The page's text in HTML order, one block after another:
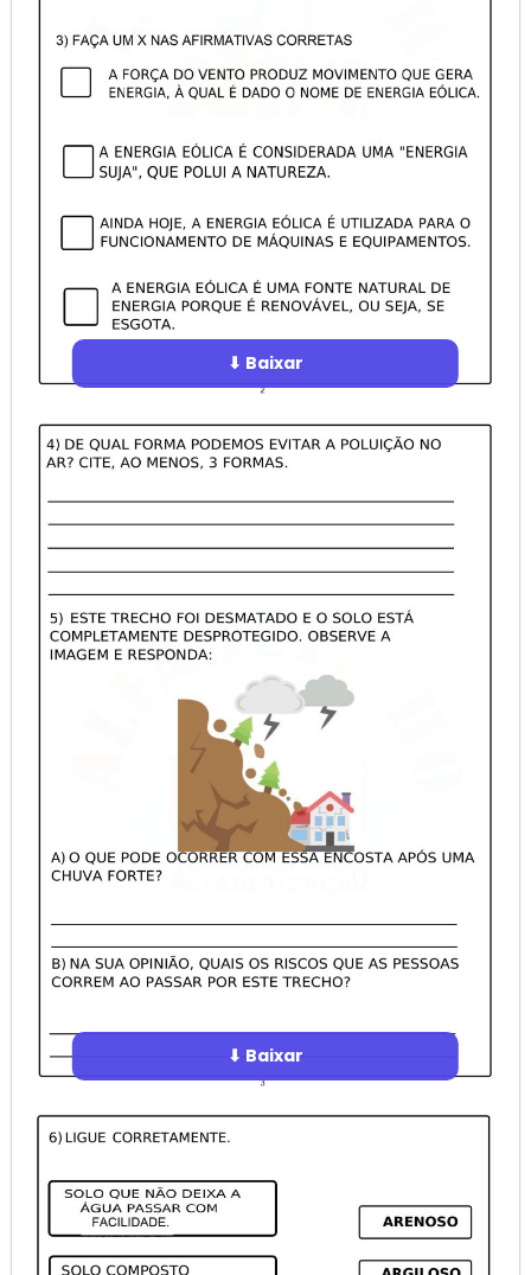
⬇ Baixar
⬇ Baixar